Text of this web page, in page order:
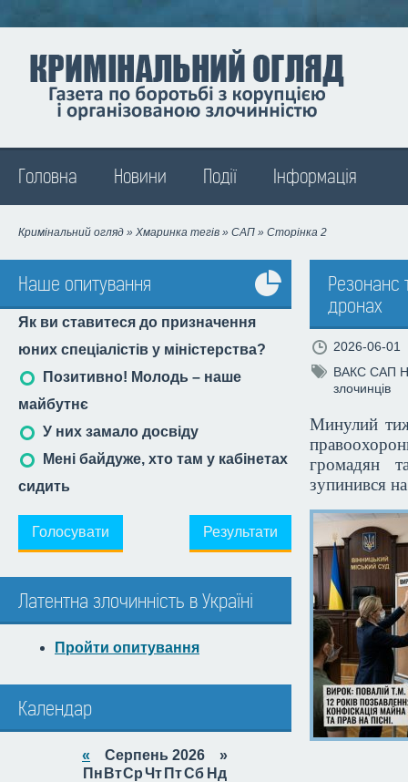
Головна Новини Події Інформація
Кримінальний огляд » Хмаринка тегів » САП » Сторінка 2
Наше опитування
Усі
опитування
Як ви ставитеся до призначення
юних спеціалістів у міністерства?
Позитивно! Молодь – наше
майбутнє
У них замало досвіду
Мені байдуже, хто там у кабінетах
сидить
Голосувати Результати
Латентна злочинність в Україні
Пройти опитування
Календар
« Серпень 2026 »
Пн ВтСрЧт ПтСб Нд
Резонанс
дронах
2026-06-01
ВАКС САП
злочинців
Минулий
громадян
зупинився